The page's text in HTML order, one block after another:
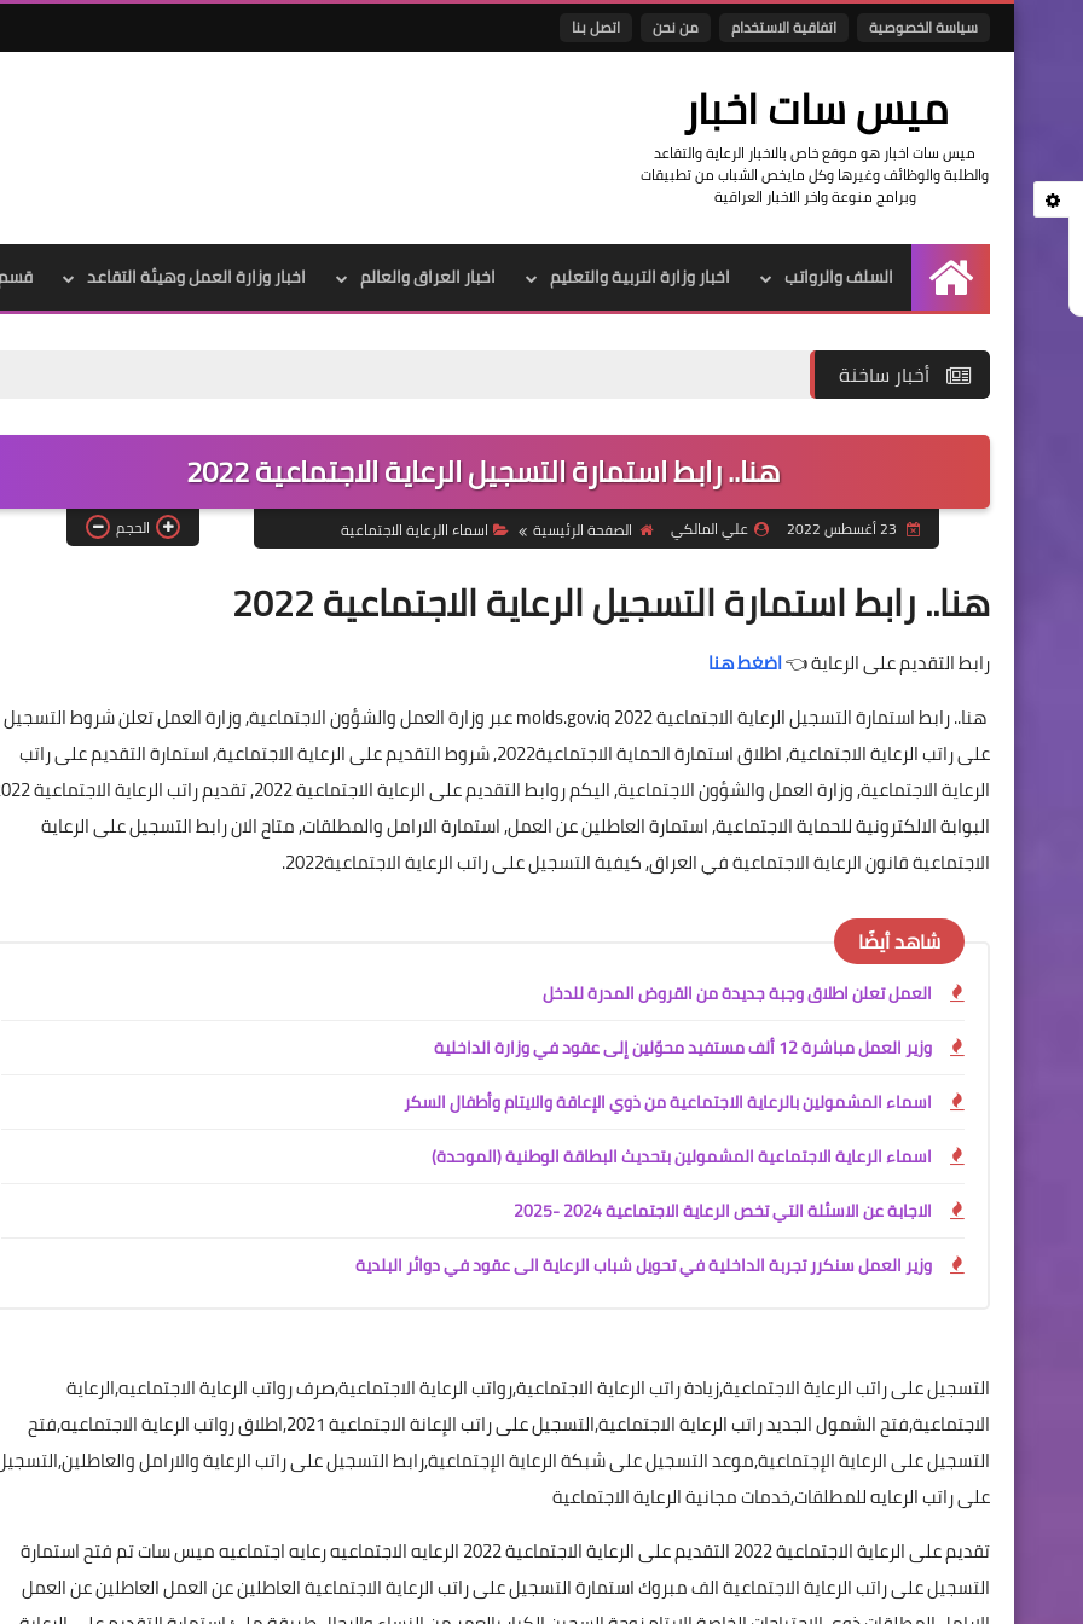
سياسة الخصوصية اتفاقية الاستخدام من نحن اتصل بنا
ميس سات اخبار
ميس سات اخبار هو موقع خاص بالاخبار الرعاية والتقاعد
والطلبة والوظائف وغيرها وكل مايخص الشباب من تطبيقات
وبرامج منوعة واخر الاخبار العراقية
الرئيسية
السلف والرواتب اخبار وزارة التربية والتعليم اخبار العراق والعالم اخبار وزارة العمل وهيئة التقاعد قسم
أخبار ساخنة
هنا.. رابط استمارة التسجيل الرعاية الاجتماعية 2022
علي المالكي الصفحة الرئيسية اسماء االرعاية الاجتماعية الحجم
هنا.. رابط استمارة التسجيل الرعاية الاجتماعية 2022
رابط التقديم على الرعاية 👈اضغط هنا
هنا.. رابط استمارة التسجيل الرعاية الاجتماعية 2022 molds.gov.iq عبر وزارة العمل والشؤون الاجتماعية, وزارة العمل تعلن شروط التسجيل
على راتب الرعاية الاجتماعية, اطلاق استمارة الحماية الاجتماعية2022, شروط التقديم على الرعاية الاجتماعية, استمارة التقديم على راتب
البوابة الالكترونية للحماية الاجتماعية, استمارة العاطلين عن العمل, استمارة الارامل والمطلقات, متاح الان رابط التسجيل على الرعاية
الاجتماعية قانون الرعاية الاجتماعية في العراق, كيفية التسجيل على راتب الرعاية الاجتماعية2022.
شاهد أيضًا
العمل تعلن اطلاق وجبة جديدة من القروض المدرة للدخل
وزير العمل مباشرة 12 ألف مستفيد محوّلين إلى عقود في وزارة الداخلية
اسماء المشمولين بالرعاية الاجتماعية من ذوي الإعاقة والايتام وأطفال السكر
اسماء الرعاية الاجتماعية المشمولين بتحديث البطاقة الوطنية (الموحدة)
الاجابة عن الاسئلة التي تخص الرعاية الاجتماعية 2024 -2025
وزير العمل سنكرر تجربة الداخلية في تحويل شباب الرعاية الى عقود في دوائر البلدية
التسجيل على راتب الرعاية الاجتماعية,زيادة راتب الرعاية الاجتماعية,رواتب الرعاية الاجتماعية,صرف رواتب الرعاية الاجتماعيه,الرعاية
الاجتماعية,فتح الشمول الجديد راتب الرعاية الاجتماعية,التسجيل على راتب الإعانة الاجتماعية 2021,اطلاق رواتب الرعاية الاجتماعيه,فتح
التسجيل على الرعاية الإجتماعية,موعد التسجيل على شبكة الرعاية الإجتماعية,رابط التسجيل على راتب الرعاية والارامل
على راتب الرعايه للمطلقات,خدمات مجانية الرعاية الاجتماعية
تقديم على الرعاية الاجتماعية 2022 التقديم على الرعاية الاجتماعية 2022 الرعايه الاجتماعيه رعايه اجتماعيه ميس سات تم فتح استمارة
التسجيل على راتب الرعاية الاجتماعية الف مبروك استمارة التسجيل على راتب الرعاية الاجتماعية العاطلين عن العمل العاطلين عن العمل
علي المالكي
علي المالكي
علي المالكي
علي المالكي
علي المالكي
06 ديسمبر 2020
علي المالكي